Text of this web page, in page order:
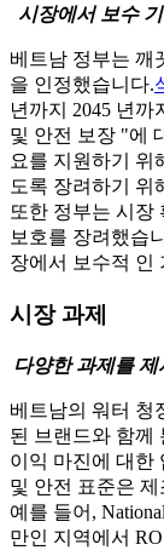
시장에서 보수
베트남 정부는 깨
을 인정했습니다.
년까지 2045 년
및 안전 보장 "에
요를 지원하기 위
도록 장려하기 위
또한 정부는 시장
보호를 장려했습
장에서 보수적 인
시장 과제
다양한 과제를
베트남의 워터 청
된 브랜드와 함께
이익 마진에 대한
및 안전 표준은
예를 들어,
만인 지역에서